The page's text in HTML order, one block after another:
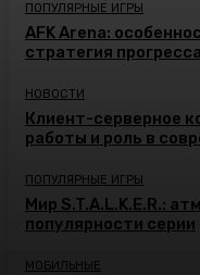
ПОПУЛЯРНЫЕ ИГРЫ
AFK Arena:
стратегия прогресса
НОВОСТИ
Клиент-серверное
работы и роль в
ПОПУЛЯРНЫЕ ИГРЫ
Мир S.T.A.L.K.E.R.:
популярности серии
МОБИЛЬНЫЕ